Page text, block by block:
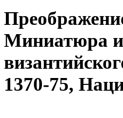
Миниатюра
1370-75,